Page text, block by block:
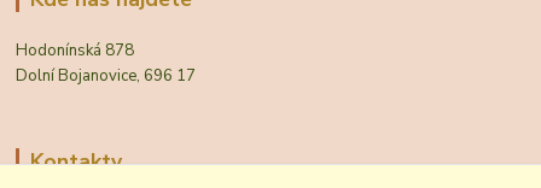
Hodonínská 878
Dolní Bojanovice, 696 17
Kontakty